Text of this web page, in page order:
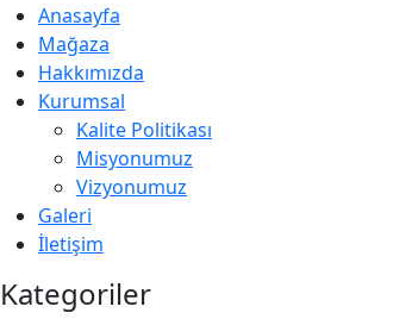
Anasayfa
Mağaza
Hakkımızda
Kurumsal
Kalite Politikası
Misyonumuz
Vizyonumuz
Galeri
İletişim
Kategoriler